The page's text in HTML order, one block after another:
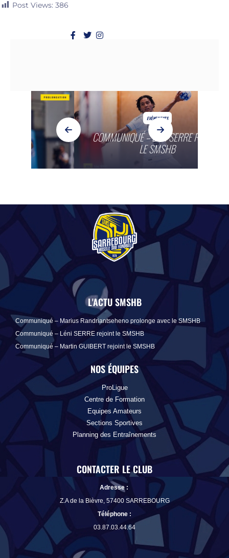
Post Views: 386
COMMUNIQUÉ – LÉNI SERRE REJOINT
LE SMSHB
L'ACTU SMSHB
Communiqué – Marius Randriantseheno prolonge avec le SMSHB
Communiqué – Léni SERRE rejoint le SMSHB
Communiqué – Martin GUIBERT rejoint le SMSHB
NOS ÉQUIPES
ProLigue
Centre de Formation
Equipes Amateurs
Sections Sportives
Planning des Entraînements
CONTACTER LE CLUB
Adresse :
Z.A de la Bièvre, 57400 SARREBOURG
Téléphone :
03.87.03.44.64